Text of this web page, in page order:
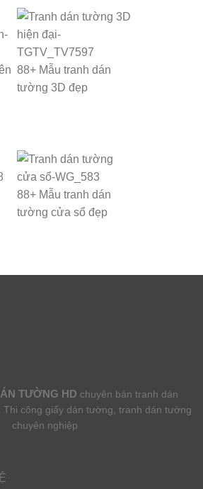
88+ Mẫu tranh dán
tường 3D đẹp
88+ Mẫu tranh dán
tường cửa sổ đẹp
TƯỜNG HD chuyên bán tranh dán
công giấy dán tường, tranh dán tường
chuyên nghiệp